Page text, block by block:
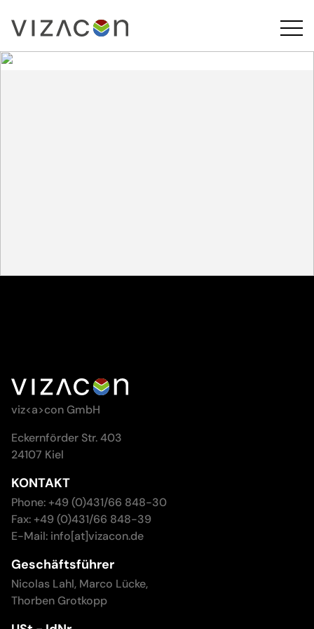
viz<a>con GmbH
Eckernförder Str. 403
24107 Kiel
KONTAKT
Phone: +49 (0)431/66 848-30
Fax: +49 (0)431/66 848-39
E-Mail: info[at]vizacon.de
Geschäftsführer
Nicolas Lahl, Marco Lücke,
Thorben Grotkopp